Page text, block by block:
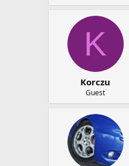
K
Korczu
Guest